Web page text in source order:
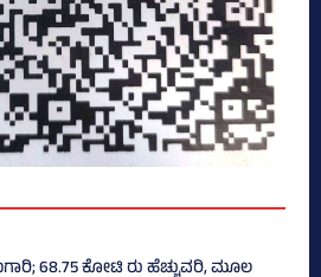
68.75 ಕೋಟಿ ರು ಹೆಚ್ಚುವರಿ, ಮೂಲ